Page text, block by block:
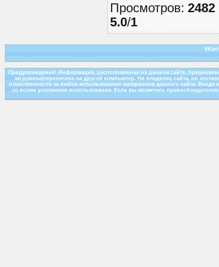
Просмотров: 2482
5.0/1
Предупреждение! Информация, расположенная на данном сайте,
загружена|перенесена на другой компьютер. Ни владелец сайта, ни
отвественности за любое использование материалов данного сайта.
со всеми условиями использования. Если вы являетесь